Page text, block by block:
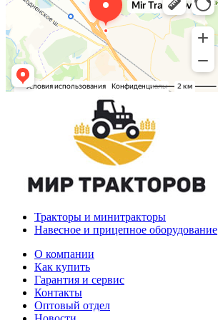
Тракторы и минитракторы
Навесное и прицепное оборудование
О компании
Как купить
Гарантия и сервис
Контакты
Оптовый отдел